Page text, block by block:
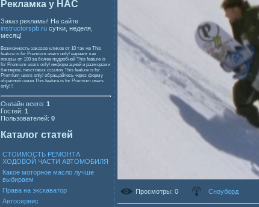
Рекламка у НАС
Заказ рекламы! На сайте
instructorspb.ru сутки, неделя,
месяц!
Возможность заказов кликов от 10 так же This
feature is for Premium users only! вариант как
показы от 100 за более подробной This feature is
for Premium users only! информацией и размерами
баннеров, текстовых ссылок This feature is for
Premium users only! обращайтесь через форму
обратной связи This feature is for Premium users
only! !
Онлайн всего: 1
Гостей: 1
Пользователей: 0
Каталог статей
СТОИМОСТЬ РЕМОНТА
ХОДОВОЙ ЧАСТИ АВТОМОБИЛЯ
Какое моторное масло лучше
выбираем
Права на экскаватор
Автосервис
Просмотры: 0 Сноуборд